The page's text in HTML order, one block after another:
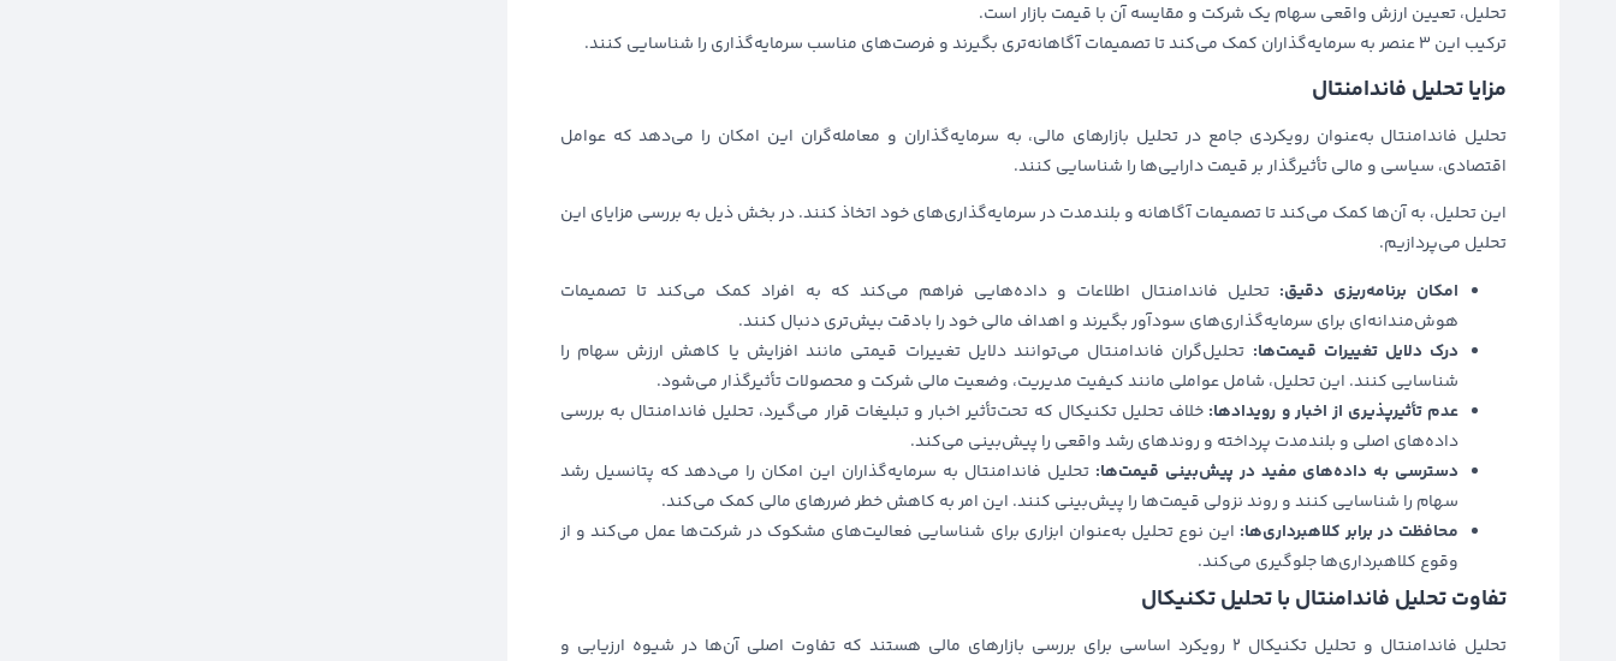
تحلیل، تعیین ارزش واقعی سهام یک شرکت و مقایسه آن با قیمت بازار است.
ترکیب این 3 عنصر به سرمایه‌گذاران کمک می‌کند تا تصمیمات آگاهانه‌تری بگیرند و فرصت‌های مناسب سرمایه‌گذاری را شناسایی کنند.
مزایا تحلیل فاندامنتال
تحلیل فاندامنتال به‌عنوان رویکردی جامع در تحلیل بازارهای مالی، به سرمایه‌گذاران و معامله‌گران این امکان را می‌دهد که عوامل
اقتصادی، سیاسی و مالی تأثیرگذار بر قیمت دارایی‌ها را شناسایی کنند.
این تحلیل، به آن‌ها کمک می‌کند تا تصمیمات آگاهانه و بلندمدت در سرمایه‌گذاری‌های خود اتخاذ کنند. در بخش ذیل به بررسی مزایای این
تحلیل می‌پردازیم.
امکان برنامه‌ریزی دقیق: تحلیل فاندامنتال اطلاعات و داده‌هایی فراهم می‌کند که به افراد کمک می‌کند تا تصمیمات
هوش‌مندانه‌ای برای سرمایه‌گذاری‌های سودآور بگیرند و اهداف مالی خود را بادقت بیش‌تری دنبال کنند.
درک دلایل تغییرات قیمت‌ها: تحلیل‌گران فاندامنتال می‌توانند دلایل تغییرات قیمتی مانند افزایش یا کاهش ارزش سهام را
شناسایی کنند. این تحلیل، شامل عواملی مانند کیفیت مدیریت، وضعیت مالی شرکت و محصولات تأثیرگذار می‌شود.
عدم تأثیرپذیری از اخبار و رویدادها: خلاف تحلیل تکنیکال که تحت‌تأثیر اخبار و تبلیغات قرار می‌گیرد، تحلیل فاندامنتال به بررسی
داده‌های اصلی و بلندمدت پرداخته و روندهای رشد واقعی را پیش‌بینی می‌کند.
دسترسی به داده‌های مفید در پیش‌بینی قیمت‌ها: تحلیل فاندامنتال به سرمایه‌گذاران این امکان را می‌دهد که پتانسیل رشد
سهام را شناسایی کنند و روند نزولی قیمت‌ها را پیش‌بینی کنند. این امر به کاهش خطر ضررهای مالی کمک می‌کند.
محافظت در برابر کلاهبرداری‌ها: این نوع تحلیل به‌عنوان ابزاری برای شناسایی فعالیت‌های مشکوک در شرکت‌ها عمل می‌کند و از
وقوع کلاهبرداری‌ها جلوگیری می‌کند.
تفاوت تحلیل فاندامنتال با تحلیل تکنیکال
تحلیل فاندامنتال و تحلیل تکنیکال 2 رویکرد اساسی برای بررسی بازارهای مالی هستند که تفاوت اصلی آن‌ها در شیوه ارزیابی و